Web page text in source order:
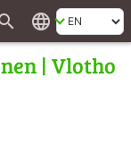
language
| Vlotho